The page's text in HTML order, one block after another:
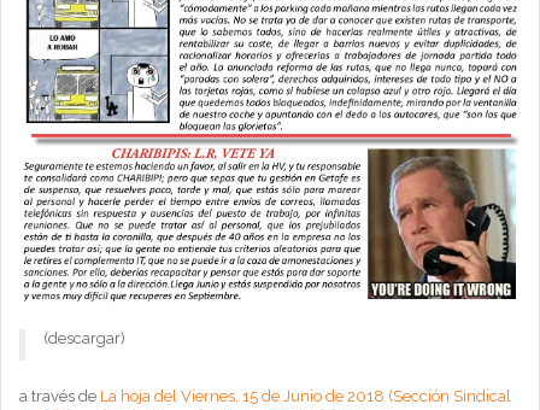
(descargar)
a través de La hoja del Viernes, 15 de Junio de 2018 (Sección Sindical